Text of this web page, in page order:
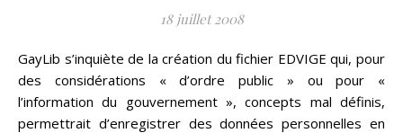
18 juillet 2008
GayLib s’inquiète de la création du fichier EDVIGE qui, pour
des considérations « d’ordre public » ou pour «
l’information du gouvernement », concepts mal définis,
permettrait d’enregistrer des données personnelles en